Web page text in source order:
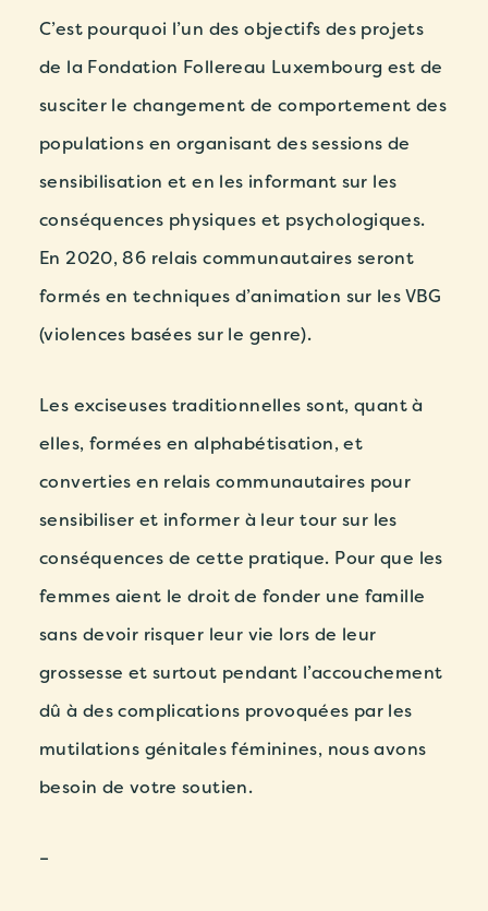
C’est pourquoi l’un des objectifs des projets
de la Fondation Follereau Luxembourg est de
susciter le changement de comportement des
populations en organisant des sessions de
sensibilisation et en les informant sur les
conséquences physiques et psychologiques.
En 2020, 86 relais communautaires seront
formés en techniques d’animation sur les VBG
(violences basées sur le genre).
Les exciseuses traditionnelles sont, quant à
elles, formées en alphabétisation, et
converties en relais communautaires pour
sensibiliser et informer à leur tour sur les
conséquences de cette pratique. Pour que les
femmes aient le droit de fonder une famille
sans devoir risquer leur vie lors de leur
grossesse et surtout pendant l’accouchement
dû à des complications provoquées par les
mutilations génitales féminines, nous avons
besoin de votre soutien.
–